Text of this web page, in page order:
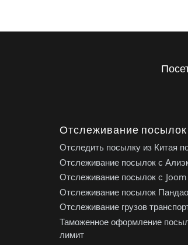
Отслеживание посылок
Отследить посылку из Китая
Отслеживание посылок с
Отслеживание посылок с Joom
Отслеживание посылок Пандао
Отслеживание грузов
Таможенное оформление
лимит